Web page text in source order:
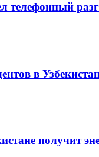
телефонный
в
получит